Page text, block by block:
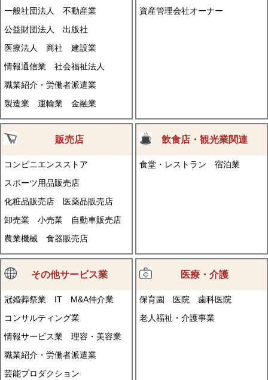
一般社団法人
不動産業
公益財団法人
出版社
医療法人
商社
建設業
情報通信業
社会福祉法人
職業紹介・労働者派遣業
製造業
運輸業 金融業
資産管理会社オーナー
販売店
コンビニエンスストア
スポーツ用品販売店
化粧品販売店
医薬品販売店
卸売業
小売業
自動車販売店
農業機械
食器販売店
飲食店・観光業関連
食堂・レストラン 宿泊業
その他サービス業
冠婚葬祭業 IT
M&A仲介業
コンサルティング業
情報サービス業
理容・美容業
職業紹介・労働者派遣業
芸能プロダクション
医療・介護
保育園 医院
歯科医院
老人福祉・介護事業